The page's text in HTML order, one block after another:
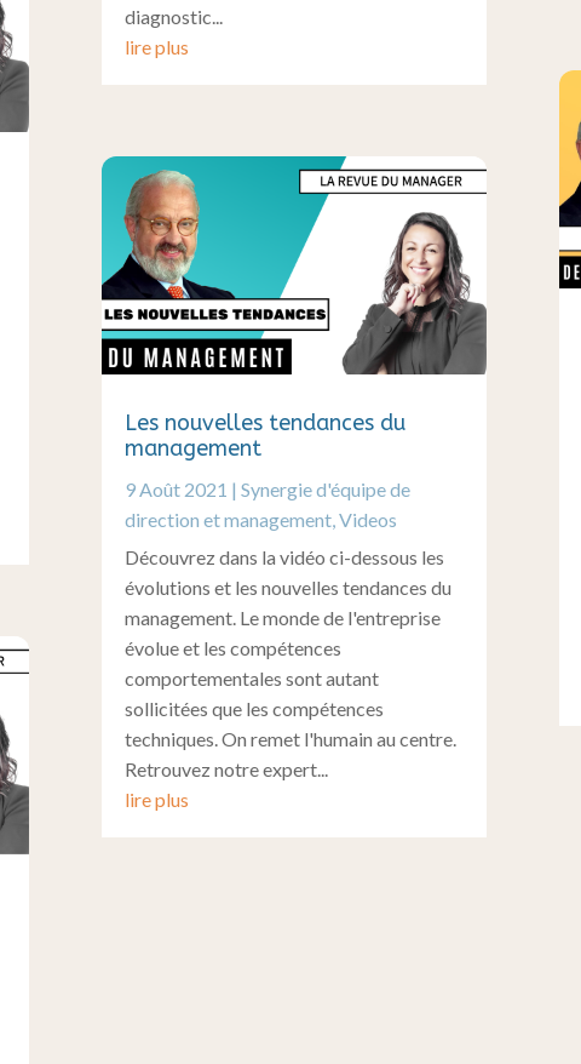
diagnostic...
lire plus
Les nouvelles tendances du
management
9 Août 2021 | Synergie d'équipe de
direction et management,Videos
Découvrez dans la vidéo ci-dessous les
évolutions et les nouvelles tendances du
management. Le monde de l'entreprise
évolue et les compétences
comportementales sont autant
sollicitées que les compétences
techniques. On remet l'humain au centre.
Retrouvez notre expert...
lire plus